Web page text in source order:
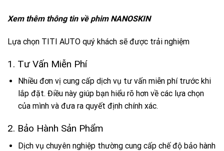
Xem thêm thông tin về phim NANOSKIN
Lựa chọn TITI AUTO quý khách sẽ được trải nghiệm
1. Tư Vấn Miễn Phí
Nhiều đơn vị cung cấp dịch vụ tư vấn miễn phí trước khi
lắp đặt. Điều này giúp bạn hiểu rõ hơn về các lựa chọn
của mình và đưa ra quyết định chính xác.
2. Bảo Hành Sản Phẩm
Dịch vụ chuyên nghiệp thường cung cấp chế độ bảo hành